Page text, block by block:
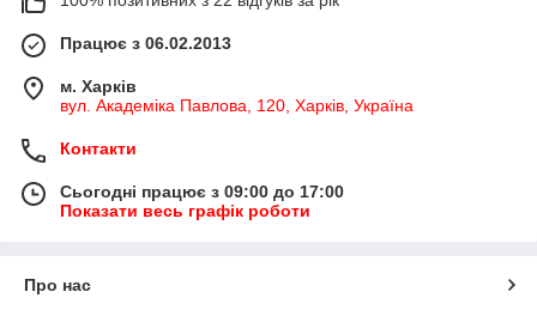
Працює з 06.02.2013
м. Харків
вул. Академіка Павлова, 120, Харків, Україна
Контакти
Сьогодні працює з 09:00 до 17:00
Показати весь графік роботи
Про нас